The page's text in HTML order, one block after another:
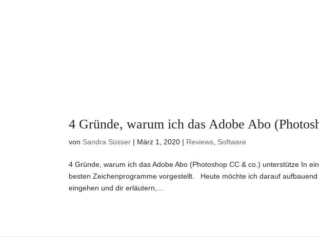
4 Gründe, warum ich das Adobe Abo
von Sandra Süsser | März 1, 2020 | Reviews Software
4 Gründe, warum ich das Adobe Abo (Photoshop CC & co.) unterstütze In
besten Zeichenprogramme vorgestellt. Heute möchte ich darauf
eingehen und dir erläutern,...